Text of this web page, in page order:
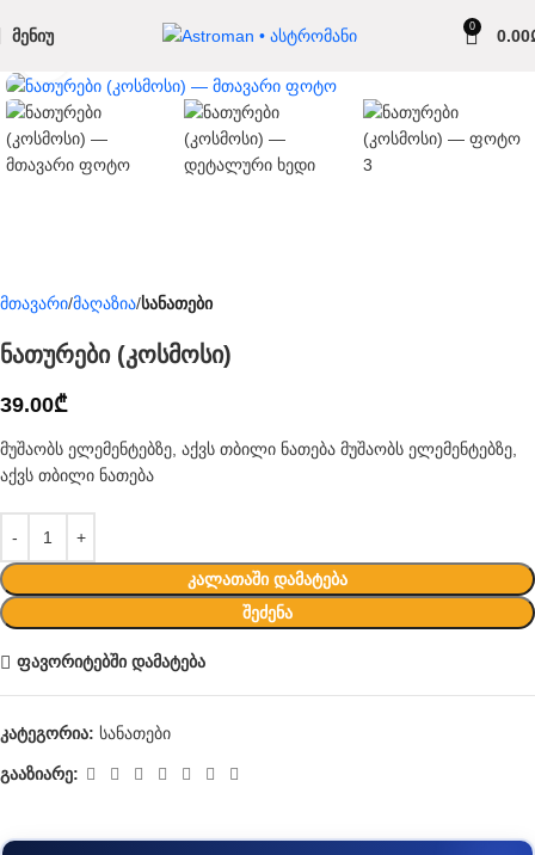
ᲛᲔᲜᲘᲣ 0 0.00
მთავარი მაღაზია სანათები
ნათურები (კოსმოსი)
39.00₾
მუშაობს ელემენტებზე, აქვს თბილი ნათება მუშაობს ელემენტებზე,
აქვს თბილი ნათება
ᲙᲐᲚᲐᲗᲐᲨᲘ ᲓᲐᲛᲐᲢᲔᲑᲐ
ᲨᲔᲫᲔᲜᲐ
ფავორიტებში დამატება
კატეგორია: სანათები
გააზიარე: